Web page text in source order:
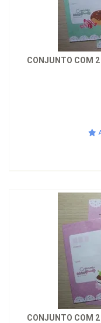
CONJUNTO COM 2
CONJUNTO COM 2